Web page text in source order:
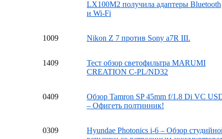
LX100M2 получила адаптеры Bluetooth
и Wi-Fi
1009 Nikon Z 7 против Sony a7R III.
1409
Тест обзор светофильтра MARUMI
CREATION C-PL/ND32
0409
Обзор Tamron SP 45mm f/1.8 Di VC
– Офигеть полтинник!
0309
Hyundae Photonics i-6 – Обзор